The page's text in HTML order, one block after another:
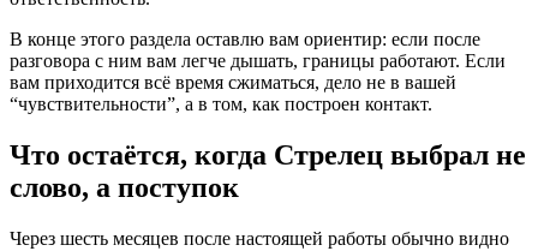
В конце этого раздела оставлю вам ориентир: если после
разговора с ним вам легче дышать, границы работают. Если
вам приходится всё время сжиматься, дело не в вашей
“чувствительности”, а в том, как построен контакт.
Что остаётся, когда Стрелец выбрал не
слово, а поступок
Через шесть месяцев после настоящей работы обычно видно